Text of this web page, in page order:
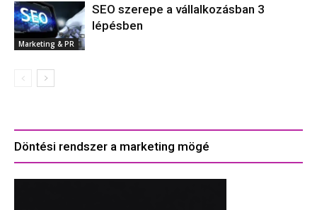
Marketing & PR
SEO szerepe a vállalkozásban 3
lépésben
Döntési rendszer a marketing mögé